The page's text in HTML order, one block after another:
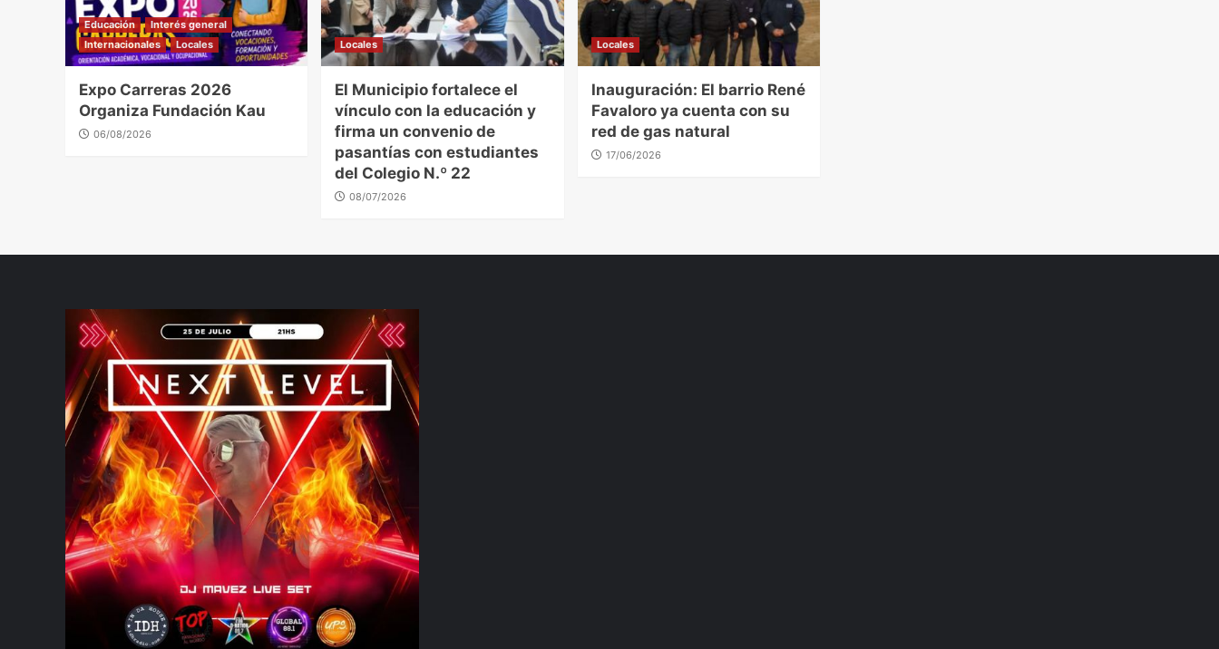
Educación
Interés general
Internacionales
Locales
Expo Carreras 2026
Organiza Fundación Kau
06/08/2026
Locales
El Municipio fortalece el
vínculo con la educación y
firma un convenio de
pasantías con estudiantes
del Colegio N.º 22
08/07/2026
Locales
Inauguración: El barrio René
Favaloro ya cuenta con su
red de gas natural
17/06/2026